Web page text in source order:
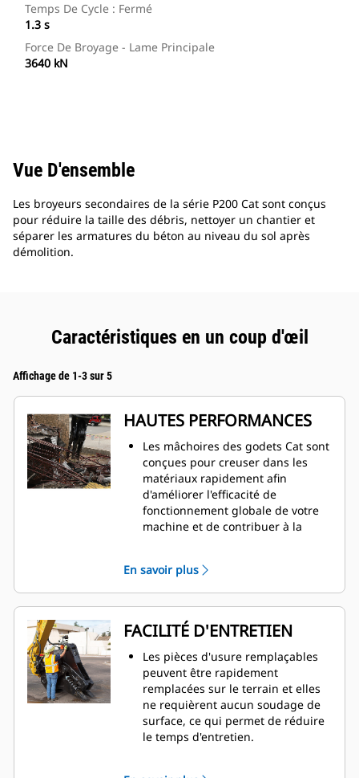
Temps De Cycle : Fermé
1.3 s
Force De Broyage - Lame Principale
3640 kN
Vue D'ensemble
Les broyeurs secondaires de la série P200 Cat sont conçus
pour réduire la taille des débris, nettoyer un chantier et
séparer les armatures du béton au niveau du sol après
démolition.
Caractéristiques en un coup d'œil
Affichage de 1-3 sur 5
HAUTES PERFORMANCES
Les mâchoires des godets Cat sont
conçues pour creuser dans les
matériaux rapidement afin
d'améliorer l'efficacité de
fonctionnement globale de votre
machine et de contribuer à la
Le vérin surdimensionné sur le
broyeur secondaire non rotatif
fournit une force de coupe
exceptionnelle afin de réduire le
béton et de séparer les armatures.
La vanne SpeedBooster équilibre
de manière active la vitesse et la
puissance, afin d'offrir des temps
de cycle rapides et une force de
fermeture exceptionnelle,
augmentant ainsi la productivité.
En savoir plus
FACILITÉ D'ENTRETIEN
Les pièces d'usure remplaçables
peuvent être rapidement
remplacées sur le terrain et elles
ne requièrent aucun soudage de
surface, ce qui permet de réduire
le temps d'entretien.